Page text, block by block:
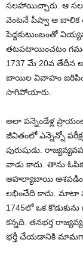
సలహాయిచ్చారు. ఆ
వెంటనే పీష్వా ఆ బాలిక
పెద్దకుటుంబంతో
తటపటాయించటం
1737 మే 20వ తేదీన
బాయిల వివాహం
సాగిపోయారు.
అలా పన్నెండేళ్ల
జీవితంలో ఎన్నెన్నో
పురుషుడు.
వాడు కాదు. తాను
అహల్యాబాయి
లభించేది కాదు. మాటా
1745లో ఒక
కన్నది. తనభర్త
భర్తీ చేయడానికి